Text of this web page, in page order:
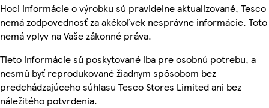
Hoci informácie o výrobku sú pravidelne aktualizované, Tesco
nemá zodpovednosť za akékoľvek nesprávne informácie. Toto
nemá vplyv na Vaše zákonné práva.
Tieto informácie sú poskytované iba pre osobnú potrebu, a
nesmú byť reprodukované žiadnym spôsobom bez
predchádzajúceho súhlasu Tesco Stores Limited ani bez
náležitého potvrdenia.